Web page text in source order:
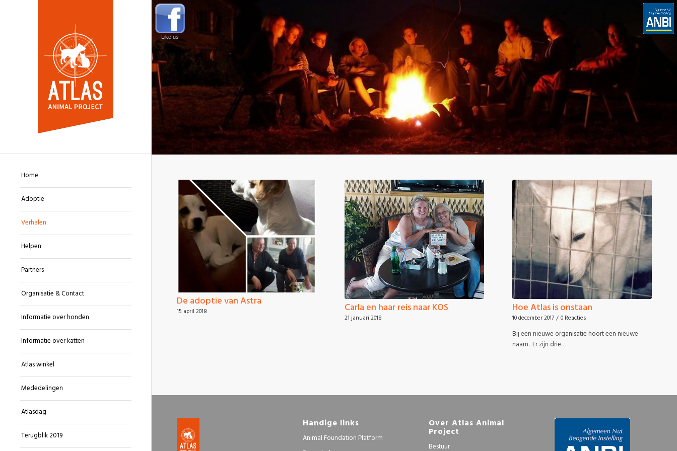
Home
Adoptie
Verhalen
Helpen
Partners
Organisatie & Contact
Informatie over honden
Informatie over katten
Atlas winkel
Mededelingen
Atlasdag
Terugblik 2019
Like us
De adoptie van Astra
15 april 2018 Carla en haar reis naar KOS
21 januari 2018
Hoe Atlas is onstaan
10 december 2017 / 0 Reacties
Bij een nieuwe organisatie hoort een nieuwe
naam. Er zijn drie…
Handige links
Animal Foundation Platform
Over Atlas Animal
Project
Bestuur